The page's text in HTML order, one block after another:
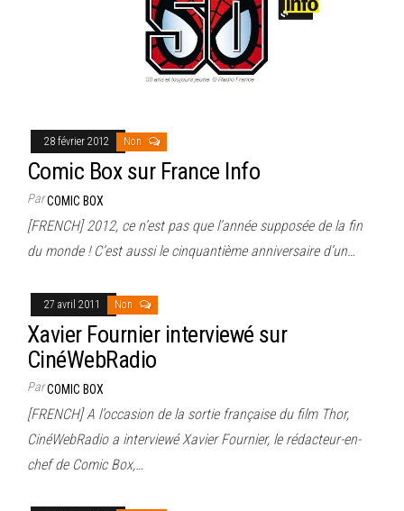
28 février 2012 Non
Comic Box sur France Info
ParCOMIC BOX
[FRENCH] 2012, ce n’est pas que l’année supposée de la fin
du monde ! C’est aussi le cinquantième anniversaire d’un…
27 avril 2011 Non
Xavier Fournier interviewé sur
CinéWebRadio
ParCOMIC BOX
[FRENCH] A l’occasion de la sortie française du film Thor,
CinéWebRadio a interviewé Xavier Fournier, le rédacteur-en-
chef de Comic Box,…